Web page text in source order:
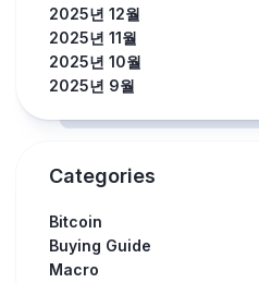
2025년 12월
2025년 11월
2025년 10월
2025년 9월
Categories
Bitcoin
Buying Guide
Macro